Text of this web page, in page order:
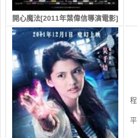
開心魔法[2011年葉偉信導演電影]